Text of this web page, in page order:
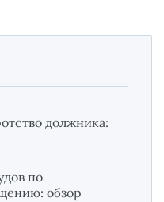
должника:
по
обзор